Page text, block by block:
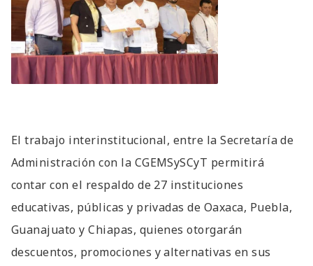
El trabajo interinstitucional, entre la Secretaría de
Administración con la CGEMSySCyT permitirá
contar con el respaldo de 27 instituciones
educativas, públicas y privadas de Oaxaca, Puebla,
Guanajuato y Chiapas, quienes otorgarán
descuentos, promociones y alternativas en sus